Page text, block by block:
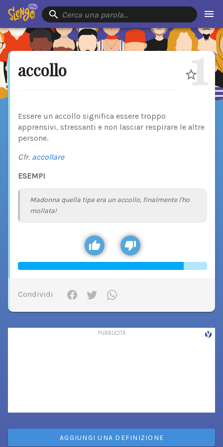
Cerca una parola…
accollo 1
Essere un accollo significa essere troppo
apprensivi, stressanti e non lasciar respirare le altre
persone.
Cfr. accollare
ESEMPI
Madonna quella tipa era un accollo, finalmente l'ho
mollata!
Condividi
AGGIUNGI UNA DEFINIZIONE